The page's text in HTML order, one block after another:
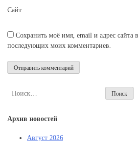
Сайт
Сохранить моё имя, email и адрес сайта
последующих моих комментариев.
Архив новостей
Август 2026